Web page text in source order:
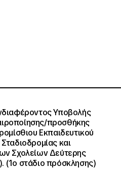
Υποβολής
προσθήκης
Εκπαιδευτικού
και
Σχολείων Δεύτερης
(1ο στάδιο πρόσκλησης)